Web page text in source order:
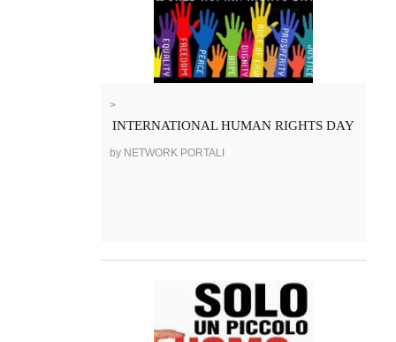
>
INTERNATIONAL HUMAN RIGHTS DAY
by NETWORK PORTALI